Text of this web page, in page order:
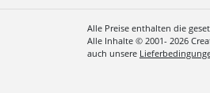
Alle Preise enthalten die
Alle Inhalte © 2001- 2026
auch unsere